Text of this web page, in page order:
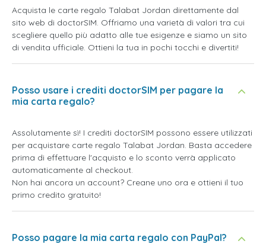
Acquista le carte regalo Talabat Jordan direttamente dal
sito web di doctorSIM. Offriamo una varietà di valori tra cui
scegliere quello più adatto alle tue esigenze e siamo un sito
di vendita ufficiale. Ottieni la tua in pochi tocchi e divertiti!
Posso usare i crediti doctorSIM per pagare la
mia carta regalo?
Assolutamente sì! I crediti doctorSIM possono essere utilizzati
per acquistare carte regalo Talabat Jordan. Basta accedere
prima di effettuare l'acquisto e lo sconto verrà applicato
automaticamente al checkout.
Non hai ancora un account? Creane uno ora e ottieni il tuo
primo credito gratuito!
Posso pagare la mia carta regalo con PayPal?